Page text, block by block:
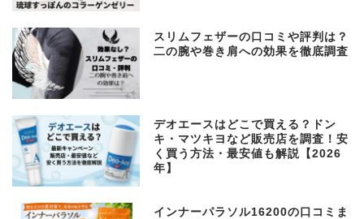
スリムフェザーの口コミや評判は？
二の腕や巻き肩への効果を徹底調査
デオエースはどこで買える？ドン
キ・マツキヨなど販売店を調査！安
く買う方法・最安値も解説【2026
年】
インナーパラソル16200の口コミま